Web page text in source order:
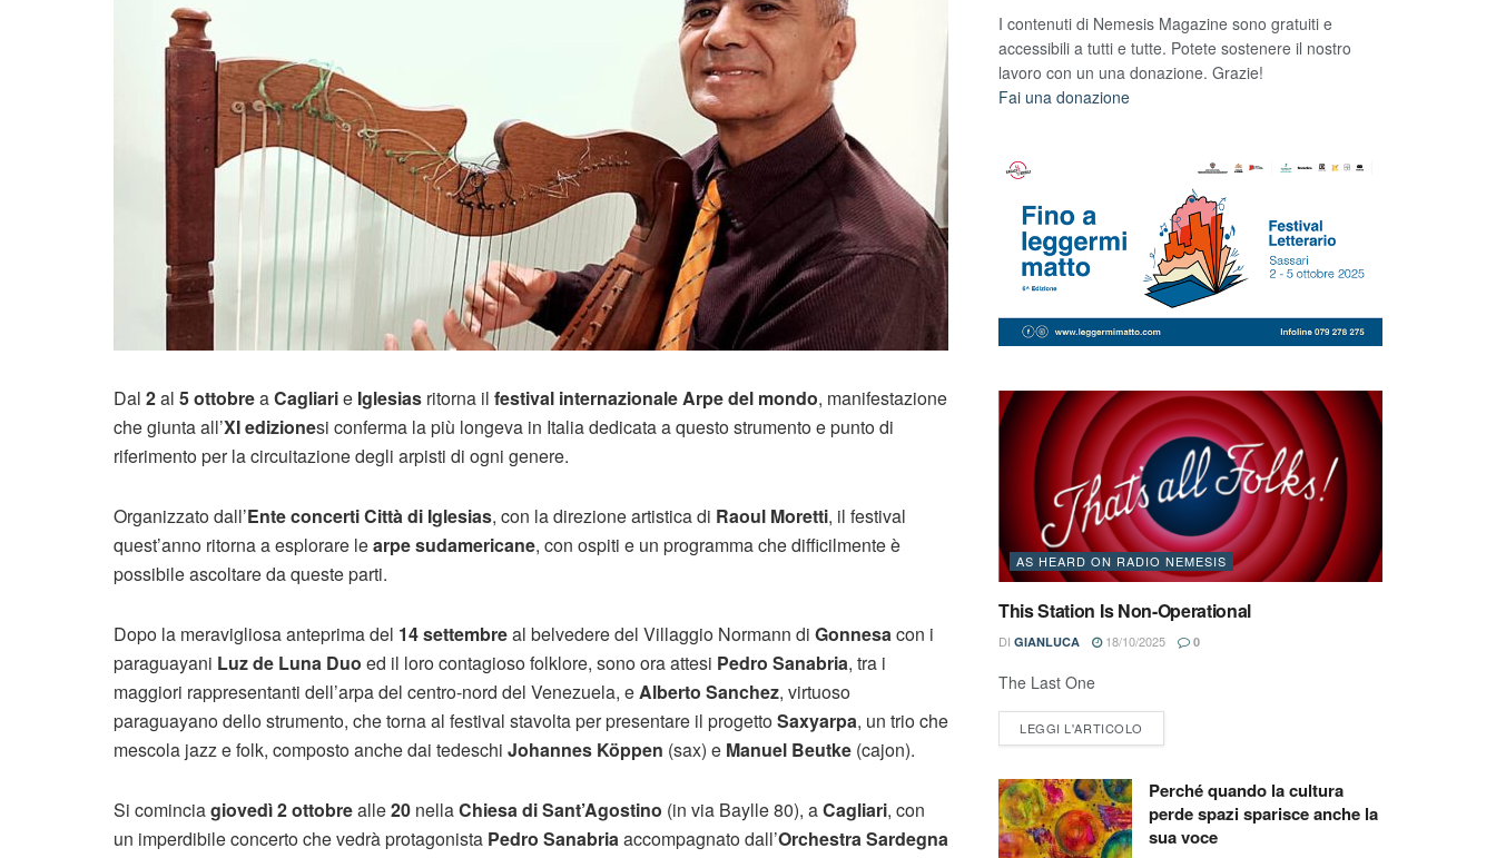
Dal 2al 5 ottobreaCagliarie Iglesias ritorna il festival internazionaleArpe del mondo, manifestazione
che giunta all’XI edizionesi conferma la più longeva in Italia dedicata a questo strumento e punto di
riferimento per la circuitazione degli arpisti di ogni genere.
Organizzato dall’Ente concerti Città di Iglesias, con la direzione artistica di Raoul Moretti, il festival
quest’anno ritorna a esplorare learpe sudamericane, con ospiti e un programma che difficilmente è
possibile ascoltare da queste parti.
Dopo la meravigliosa anteprima del 14 settembreal belvedere del Villaggio Normann di Gonnesacon i
paraguayani Luz de Luna Duo ed il loro contagioso folklore, sono ora attesi Pedro Sanabria, tra i
maggiori rappresentanti dell’arpa del centro-nord del Venezuela, eAlberto Sanchez, virtuoso
paraguayano dello strumento, che torna al festival stavolta per presentare il progettoSaxyarpa, un trio che
mescola jazz e folk, composto anche dai tedeschi Johannes Köppen (sax) e Manuel Beutke (cajon).
Si cominciagiovedì 2 ottobrealle20 nellaChiesa di Sant’Agostino (in via Baylle 80), aCagliari, con
un imperdibile concerto che vedrà protagonista Pedro Sanabriaaccompagnato dall’Orchestra Sardegna
I contenuti di Nemesis Magazine sono gratuiti e
accessibili a tutti e tutte. Potete sostenere il nostro
lavoro con un una donazione. Grazie!
Fai una donazione
AS HEARD ON RADIO NEMESIS
This Station Is Non-Operational
DI GIANLUCA 18/10/2025 0
The Last One
LEGGI L'ARTICOLO
Perché quando la cultura
perde spazi sparisce anche la
sua voce